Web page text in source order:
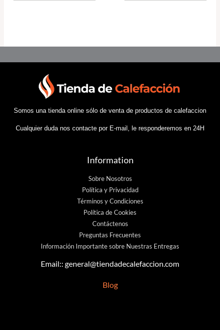
Somos una tienda online sólo de venta de productos de calefaccion
Cualquier duda nos contacte por E-mail, le responderemos en 24H
Information
Sobre Nosotros
Política y Privacidad
Términos y Condiciones
Política de Cookies
Contáctenos
Preguntas Frecuentes
Información Importante sobre Nuestras Entregas
Email:: general@tiendadecalefaccion.com
Blog